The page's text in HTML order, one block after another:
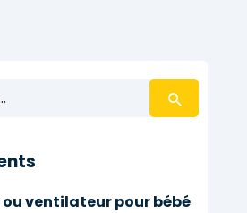
ventilateur pour bébé